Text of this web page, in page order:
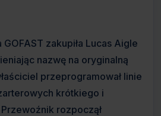
zakupiła Lucas Aigle
nazwę na oryginalną
przeprogramował linie
krótkiego i
rozpoczął